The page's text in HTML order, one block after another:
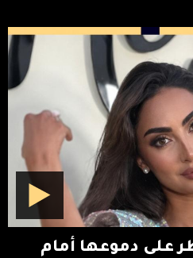
على دموعها أمام